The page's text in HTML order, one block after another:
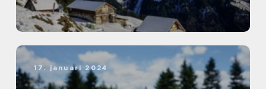
17. januari 2024